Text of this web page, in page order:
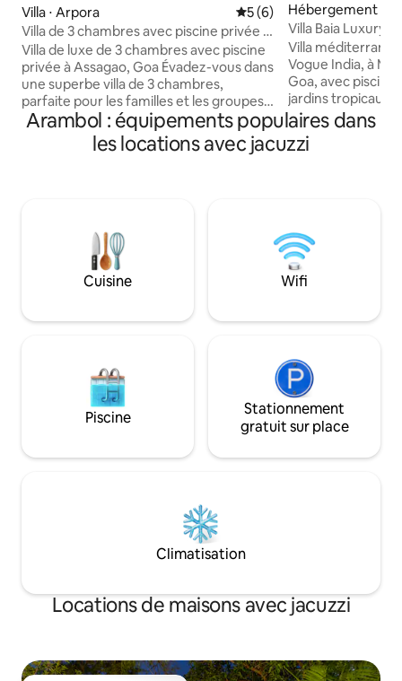
Villa ⋅ Arpora Évaluation moyenne sur
5 (6)
Villa de 3 chambres avec piscine privée à
Assagao | Sukham Stays
Villa de luxe de 3 chambres avec piscine
privée à Assagao, Goa Évadez-vous dans
une superbe villa de 3 chambres,
parfaite pour les familles et les groupes
allant jusqu'à 7 personnes. Dotée d'une
piscine privée, de 3,5 élégantes salles de
bains, d'intérieurs spacieux, d'une
sécurité de premier ordre et un accès à
une immense piscine partagée. Proche
des meilleurs cafés, plages et lieux de vie
nocturne de Goa. Le mariage parfait du
Hébergement ⋅
Villa Baia Luxury
jacuzzi, Mandrem
Villa
Vogue India, à
Goa, avec
jardins tropicaux
chambres avec
intérieurs design,
cuisine équipée
connectés, Wi-Fi
alimentation de
pour les familles,
groupes à la
Goa.
Arambol : équipements populaires dans
les locations avec jacuzzi
Cuisine Wifi
Piscine
Stationnement
gratuit sur place
Climatisation
Locations de maisons avec jacuzzi